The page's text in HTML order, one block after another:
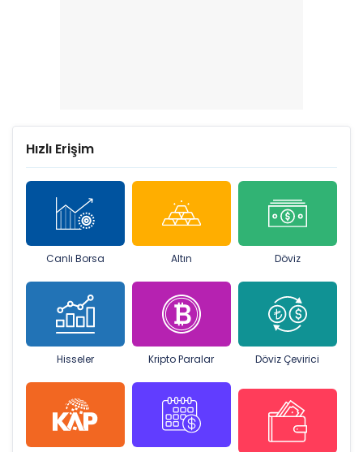
Hızlı Erişim
Canlı Borsa Altın Döviz
Hisseler Kripto Paralar Döviz Çevirici